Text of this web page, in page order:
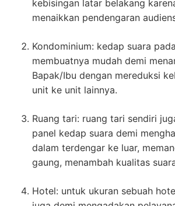
kebisingan latar belakang
menaikkan pendengaran
Kondominium: kedap suara
membuatnya mudah demi
Bapak/Ibu dengan mereduksi
unit ke unit lainnya.
Ruang tari: ruang tari sendiri
panel kedap suara demi
dalam terdengar ke luar,
gaung, menambah kualitas
Hotel: untuk ukuran sebuah